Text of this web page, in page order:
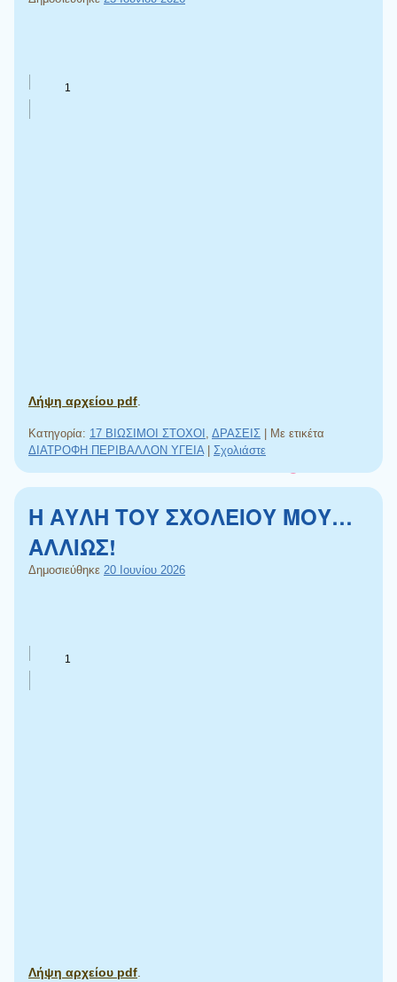
Λήψη αρχείου pdf
Κατηγορία: 17 ΒΙΩΣΙΜΟΙ ΣΤΟΧΟΙ ΔΡΑΣΕΙΣ
Με ετικέτα
ΔΙΑΤΡΟΦΗ ΠΕΡΙΒΑΛΛΟΝ ΥΓΕΙΑ
Σχολιάστε
Η ΑΥΛΗ ΤΟΥ ΣΧΟΛΕΙΟΥ ΜΟΥ…
ΑΛΛΙΩΣ!
Δημοσιεύθηκε 20 Ιουνίου 2026
Λήψη αρχείου pdf